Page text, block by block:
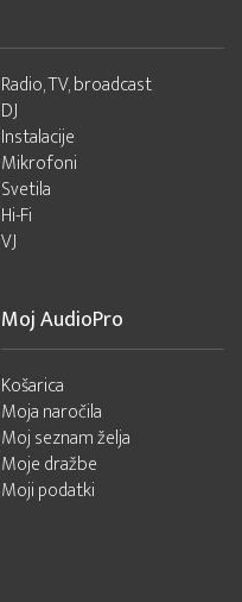
Radio, TV, broadcast
DJ
Instalacije
Mikrofoni
Svetila
Hi-Fi
VJ
Moj AudioPro
Košarica
Moja naročila
Moj seznam želja
Moje dražbe
Moji podatki